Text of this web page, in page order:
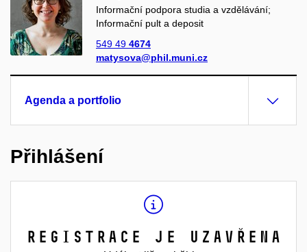
Informační podpora studia a vzdělávání;
Informační pult a deposit
549 49 4674
matysova@phil.muni.cz
Agenda a portfolio
Přihlášení
Registrace je uzavřena